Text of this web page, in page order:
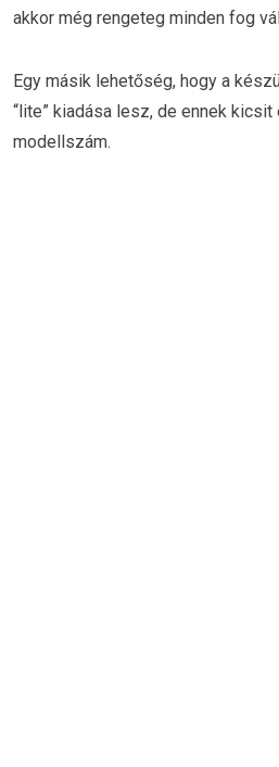
akkor még rengeteg minden fog
Egy másik lehetőség, hogy a
“lite” kiadása lesz, de ennek
modellszám.